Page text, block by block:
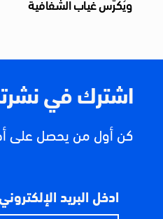
اشترك في
كن أول من يحصل على
ادخل البريد